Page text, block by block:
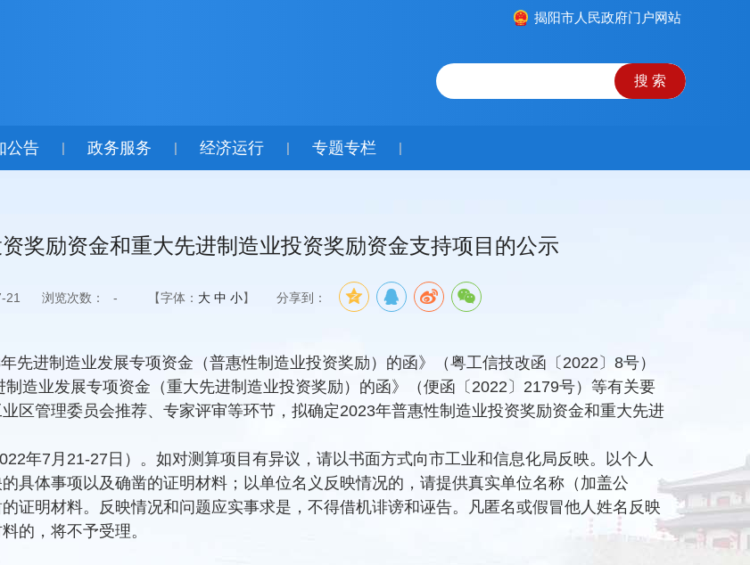
揭阳市人民政府门户网站
公告 | 政务服务 | 经济运行 | 专题专栏 |
奖励资金和重大先进制造业投资奖励资金支持项目的公示
21 浏览次数： - 【字体： 大 中 小】 分享到：
先进制造业发展专项资金（普惠性制造业投资奖励）的函》（粤工信技改函〔2022〕8号）
造业发展专项资金（重大先进制造业投资奖励）的函》（便函〔2022〕2179号）等有关要
区管理委员会推荐、专家评审等环节，拟确定2023年普惠性制造业投资奖励资金和重大先进
年7月21-27日）。如对测算项目有异议，请以书面方式向市工业和信息化局反映。以个人
具体事项以及确凿的证明材料；以单位名义反映情况的，请提供真实单位名称（加盖公
证明材料。反映情况和问题应实事求是，不得借机诽谤和诬告。凡匿名或假冒他人姓名反映
的，将不予受理。